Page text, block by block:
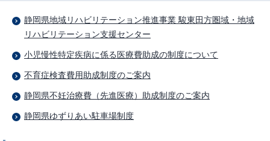
静岡県地域リハビリテーション推進事業 駿東田方圏域・地域
リハビリテーション支援センター
小児慢性特定疾病に係る医療費助成の制度について
不育症検査費用助成制度のご案内
静岡県不妊治療費（先進医療）助成制度のご案内
静岡県ゆずりあい駐車場制度